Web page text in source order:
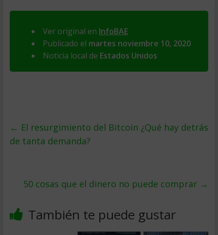
Ver original en InfoBAE
Publicado el martes noviembre 10, 2020
Noticia local de Estados Unidos
← El resurgimiento del Bitcoin ¿Qué hay detrás
de tanta demanda?
50 cosas que el dinero no puede comprar →
También te puede gustar